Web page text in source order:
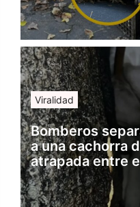
Viralidad
Bomberos
a una cachorra
atrapada entre